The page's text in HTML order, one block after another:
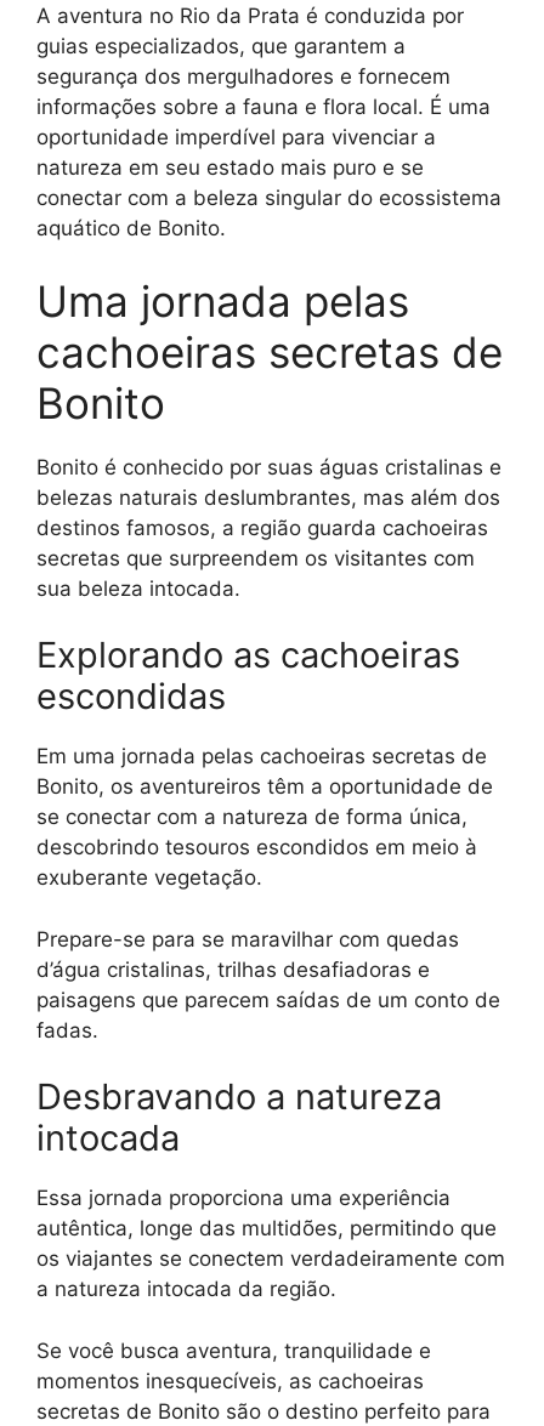
A aventura no Rio da Prata é conduzida por
guias especializados, que garantem a
segurança dos mergulhadores e fornecem
informações sobre a fauna e flora local. É uma
oportunidade imperdível para vivenciar a
natureza em seu estado mais puro e se
conectar com a beleza singular do ecossistema
aquático de Bonito.
Uma jornada pelas
cachoeiras secretas de
Bonito
Bonito é conhecido por suas águas cristalinas e
belezas naturais deslumbrantes, mas além dos
destinos famosos, a região guarda cachoeiras
secretas que surpreendem os visitantes com
sua beleza intocada.
Explorando as cachoeiras
escondidas
Em uma jornada pelas cachoeiras secretas de
Bonito, os aventureiros têm a oportunidade de
se conectar com a natureza de forma única,
descobrindo tesouros escondidos em meio à
exuberante vegetação.
Prepare-se para se maravilhar com quedas
d’água cristalinas, trilhas desafiadoras e
paisagens que parecem saídas de um conto de
fadas.
Desbravando a natureza
intocada
Essa jornada proporciona uma experiência
autêntica, longe das multidões, permitindo que
os viajantes se conectem verdadeiramente com
a natureza intocada da região.
Se você busca aventura, tranquilidade e
momentos inesquecíveis, as cachoeiras
secretas de Bonito são o destino perfeito para